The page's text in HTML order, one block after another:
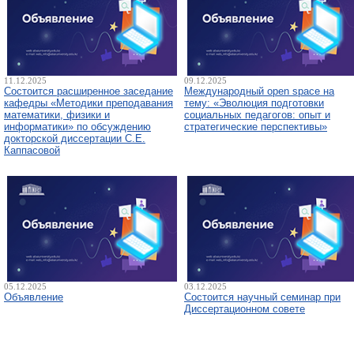
11.12.2025
Состоится расширенное заседание
кафедры «Методики преподавания
математики, физики и
информатики» по обсуждению
докторской диссертации С.Е.
Каппасовой
09.12.2025
Международный open space на
тему: «Эволюция подготовки
социальных педагогов: опыт и
стратегические перспективы»
05.12.2025
Объявление
03.12.2025
Состоится научный семинар при
Диссертационном совете